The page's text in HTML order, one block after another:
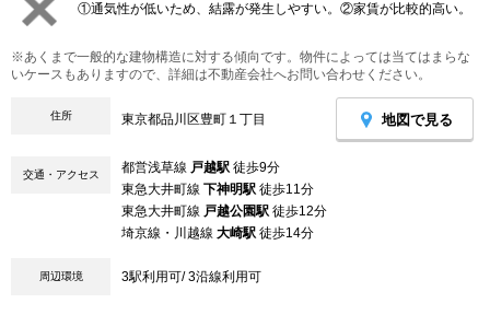
①通気性が低いため、結露が発生しやすい。②家賃が比較的高い。
※あくまで一般的な建物構造に対する傾向です。物件によっては当てはまらな
いケースもありますので、詳細は不動産会社へお問い合わせください。
住所 東京都品川区豊町１丁目 地図で見る
交通・アクセス 都営浅草線 戸越駅 徒歩9分
東急大井町線 下神明駅 徒歩11分
東急大井町線 戸越公園駅 徒歩12分
埼京線・川越線 大崎駅 徒歩14分
周辺環境 3駅利用可/ 3沿線利用可